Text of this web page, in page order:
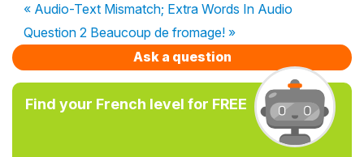
« Audio-Text Mismatch; Extra Words In Audio
Question 2 Beaucoup de fromage! »
Ask a question
Find your French level for FREE